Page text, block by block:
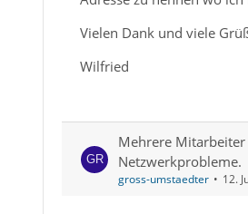
Vielen Dank und viele
Wilfried
Mehrere Mitarbeiter
Netzwerkprobleme.
gross-umstaedter 12.